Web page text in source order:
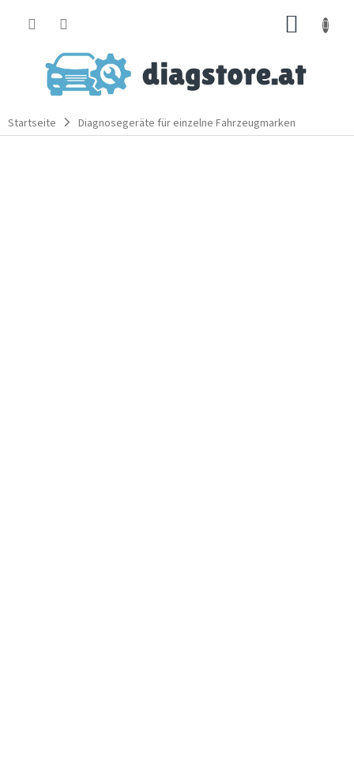
Startseite Diagnosegeräte für einzelne Fahrzeugmarken